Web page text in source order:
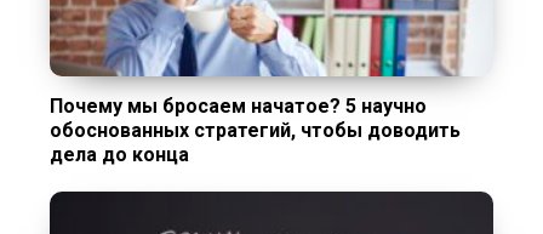
Почему мы бросаем начатое? 5 научно
обоснованных стратегий, чтобы доводить
дела до конца